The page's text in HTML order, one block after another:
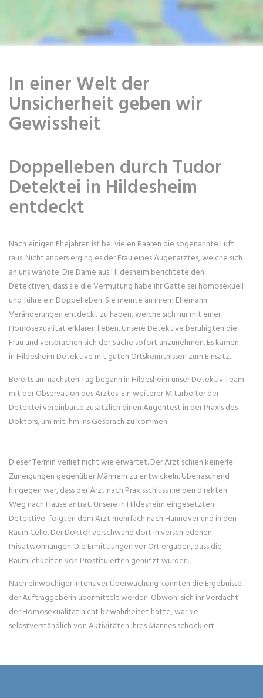
In einer Welt der
Unsicherheit geben wir
Gewissheit
Doppelleben durch Tudor
Detektei in Hildesheim
entdeckt
Nach einigen Ehejahren ist bei vielen Paaren die sogenannte Luft
raus. Nicht anders erging es der Frau eines Augenarztes, welche sich
an uns wandte. Die Dame aus Hildesheim berichtete den
Detektiven, dass sie die Vermutung habe ihr Gatte sei homosexuell
und führe ein Doppelleben. Sie meinte an ihrem Ehemann
Veränderungen entdeckt zu haben, welche sich nur mit einer
Homosexualität erklären ließen. Unsere Detektive beruhigten die
Frau und versprachen sich der Sache sofort anzunehmen. Es kamen
in Hildesheim Detektive mit guten Ortskenntnissen zum Einsatz.
Bereits am nächsten Tag begann in Hildesheim unser Detektiv Team
mit der Observation des Arztes. Ein weiterer Mitarbeiter der
Detektei vereinbarte zusätzlich einen Augentest in der Praxis des
Doktors, um mit ihm ins Gespräch zu kommen.
Dieser Termin verlief nicht wie erwartet. Der Arzt schien keinerlei
Zuneigungen gegenüber Männern zu entwickeln. Überraschend
hingegen war, dass der Arzt nach Praxisschluss nie den direkten
Weg nach Hause antrat. Unsere in Hildesheim eingesetzten
Detektive folgten dem Arzt mehrfach nach Hannover und in den
Raum Celle. Der Doktor verschwand dort in verschiedenen
Privatwohnungen. Die Ermittlungen vor Ort ergaben, dass die
Räumlichkeiten von Prostituierten genutzt wurden.
Nach einwöchiger intensiver Überwachung konnten die Ergebnisse
der Auftraggeberin übermittelt werden. Obwohl sich ihr Verdacht
der Homosexualität nicht bewahrheitet hatte, war sie
selbstverständlich von Aktivitäten ihres Mannes schockiert.